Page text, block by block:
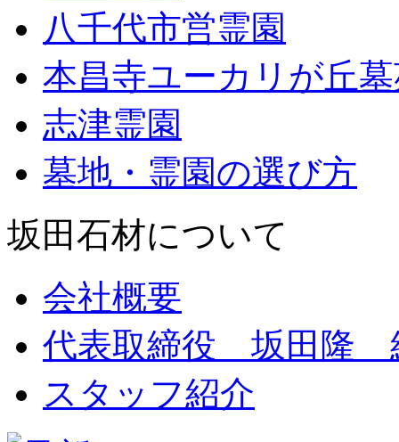
八千代市営霊園
本昌寺ユーカリが丘
志津霊園
墓地・霊園の選び方
坂田石材について
会社概要
代表取締役 坂田隆
スタッフ紹介